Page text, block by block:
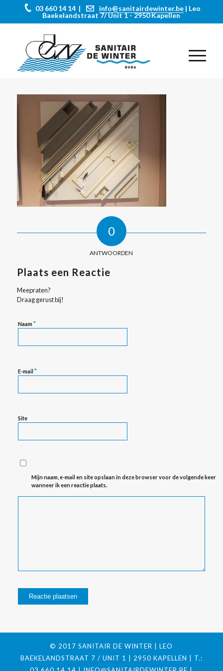
03 660 14 14 | info@sanitairdewinter.be| Leo
Baekelandstraat 7/ Unit 1 - 2950 Kapellen
0
ANTWOORDEN
Plaats een Reactie
Meepraten?
Draag gerust bij!
Naam*
E-mail*
Site
Mijn naam, e-mail en site opslaan in deze browser voor de volgende keer
wanneer ik een reactie plaats.
© 2017 SANITAIR DE WINTER | LEO
BAEKELANDSTRAAT 7 / UNIT 1 | 2950 KAPELLEN | T.: